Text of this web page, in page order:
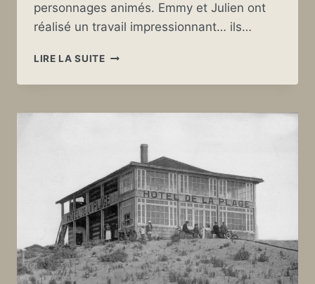
personnages animés. Emmy et Julien ont
réalisé un travail impressionnant… ils…
LIRE LA SUITEQUAND
GASCON
LA
COULISSES
D’UNE
PREMIÈRE
SÉANCE
D’ANIMATION